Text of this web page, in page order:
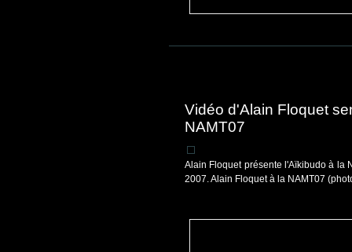
Vidéo d'Alain Floquet
NAMT07
Alain Floquet présente l'Aïkibudo à la
2007. Alain Floquet à la NAMT07